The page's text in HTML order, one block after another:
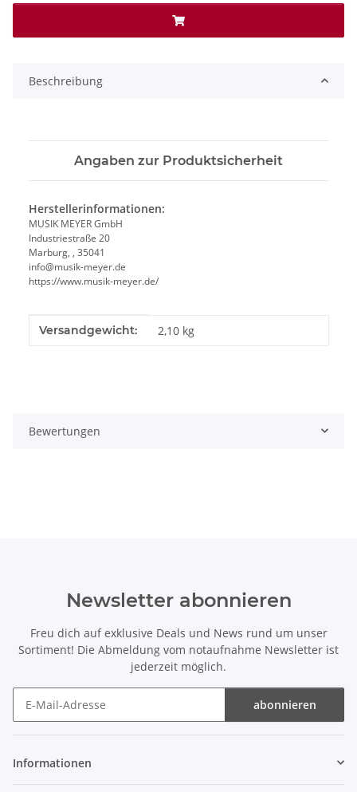
Beschreibung
Angaben zur Produktsicherheit
Herstellerinformationen:
MUSIK MEYER GmbH
Industriestraße 20
Marburg, , 35041
info@musik-meyer.de
https://www.musik-meyer.de/
Produkteigenschaft
Wert
Versandgewicht: 2,10 kg
Bewertungen
Newsletter abonnieren
Freu dich auf exklusive Deals und News rund um unser
Sortiment! Die Abmeldung vom notaufnahme Newsletter ist
jederzeit möglich.
abonnieren
Informationen